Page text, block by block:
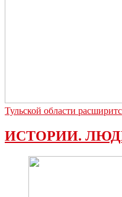
Тульской области
ИСТОРИИ.